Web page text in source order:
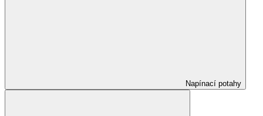
Napínací potahy